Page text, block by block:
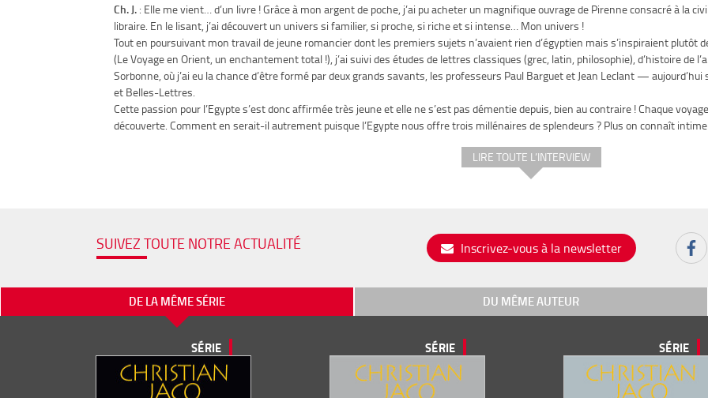
Ch. J. : Elle me vient… d’un livre ! Grâce à mon argent de poche, j’ai pu acheter un magnifique ouvrage de Pirenne consacré à la
libraire. En le lisant, j’ai découvert un univers si familier, si proche, si riche et si intense… Mon univers !
Tout en poursuivant mon travail de jeune romancier dont les premiers sujets n’avaient rien d’égyptien mais s’inspiraient plutôt
(Le Voyage en Orient, un enchantement total !), j’ai suivi des études de lettres classiques (grec, latin, philosophie), d’histoire de
Sorbonne, où j’ai eu la chance d’être formé par deux grands savants, les professeurs Paul Barguet et Jean Leclant —
et Belles-Lettres.
Cette passion pour l’Egypte s’est donc affirmée très jeune et elle ne s’est pas démentie depuis, bien au contraire ! Chaque
découverte. Comment en serait-il autrement puisque l’Egypte nous offre trois millénaires de splendeurs ? Plus on connaît
LIRE TOUTE L’INTERVIEW
SUIVEZ TOUTE NOTRE ACTUALITÉ Inscrivez-vous à la newsletter
DE LA MÊME SÉRIE DU MÊME AUTEUR
SÉRIE SÉRIE SÉRIE